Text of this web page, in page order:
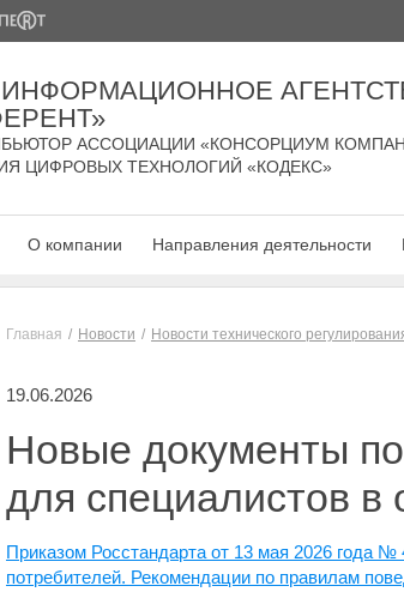
АССОЦИАЦИИ «КОНСОРЦИУМ
ЦИФРОВЫХ ТЕХНОЛОГИЙ «КОДЕКС»
О компании Направления деятельности
Главная Новости Новости технического
19.06.2026
Новые документы по
для специалистов в
Приказом Росстандарта от 13 мая 2026 года №
потребителей. Рекомендации по правилам